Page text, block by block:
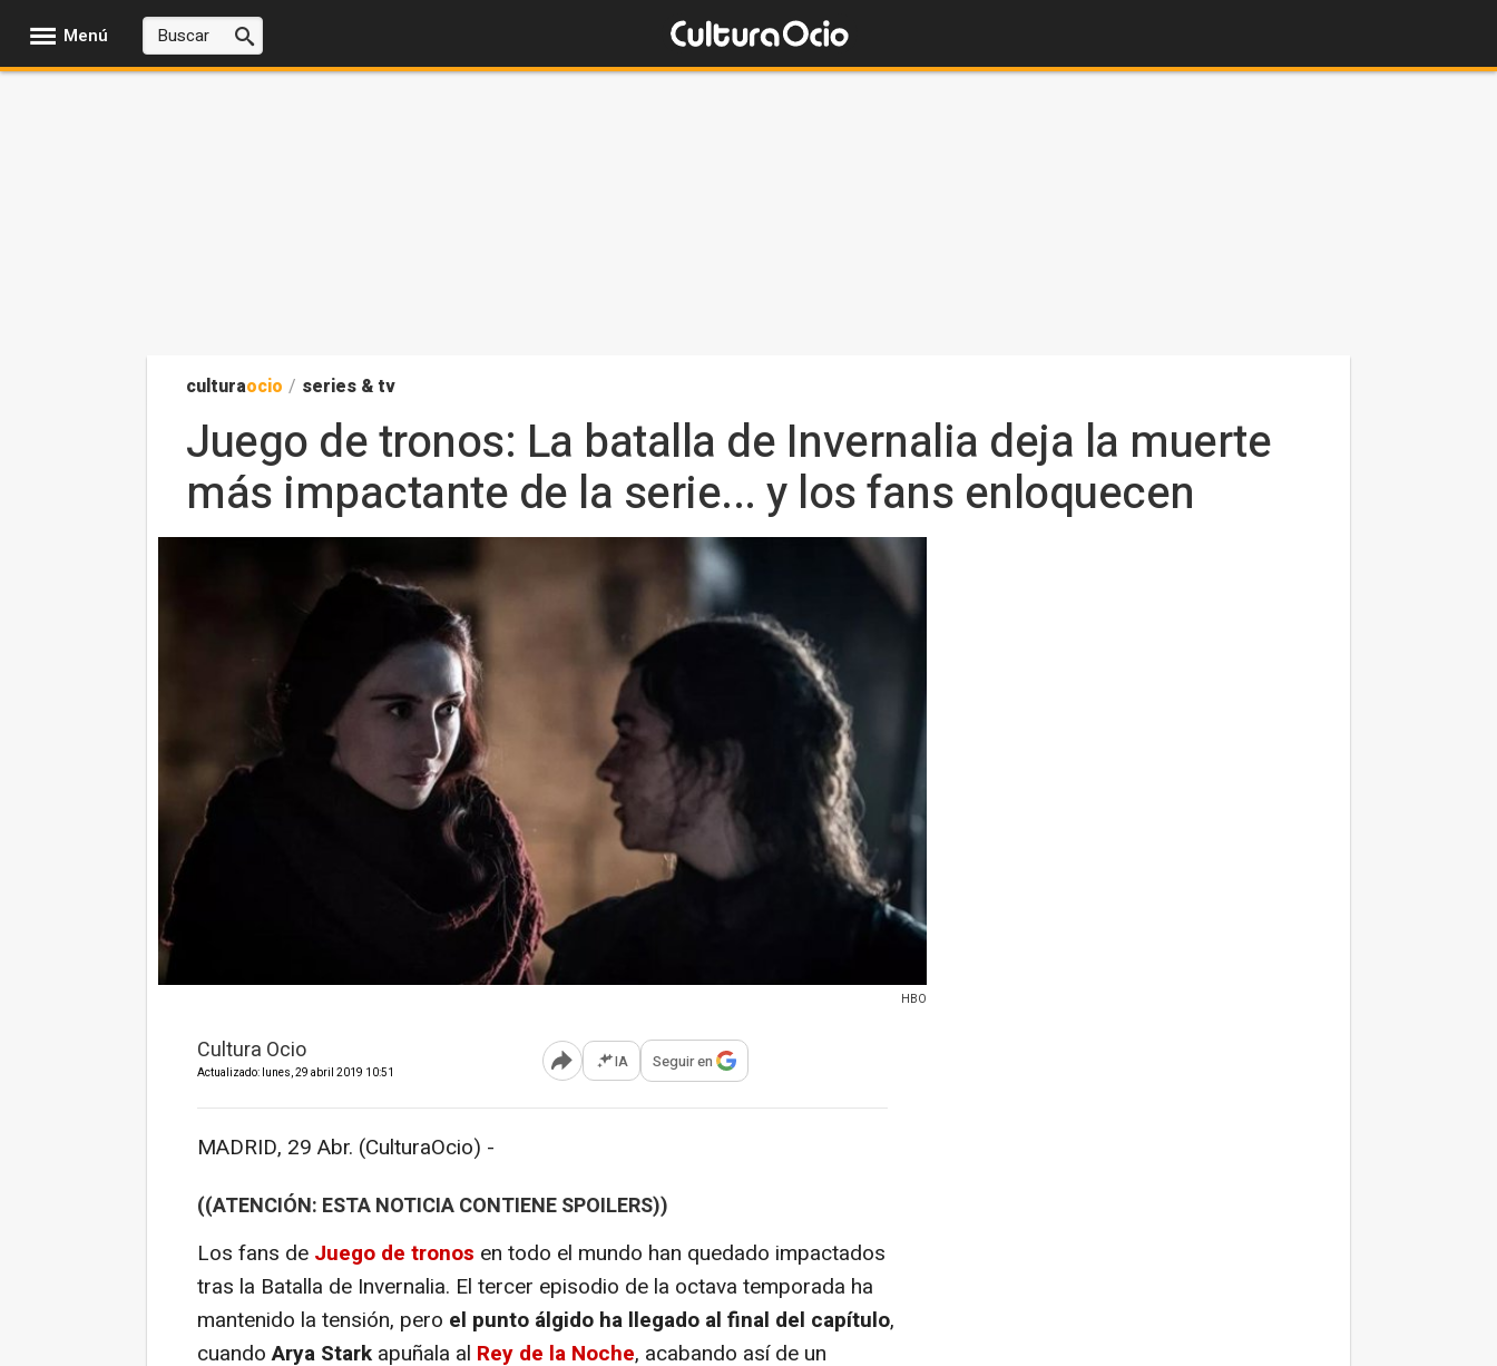
Menú
culturaocio / series & tv
Juego de tronos: La batalla de Invernalia deja la muerte
más impactante de la serie... y los fans enloquecen
HBO
Cultura Ocio
Actualizado: lunes, 29 abril 2019 10:51 Abrir opciones para compartir
IA Seguir en
MADRID, 29 Abr. (CulturaOcio) -
((ATENCIÓN: ESTA NOTICIA CONTIENE SPOILERS))
Los fans de Juego de tronos en todo el mundo han quedado impactados
tras la Batalla de Invernalia. El tercer episodio de la octava temporada ha
mantenido la tensión, pero el punto álgido ha llegado al final del capítulo,
cuandoArya Stark apuñala al Rey de la Noche, acabando así de un